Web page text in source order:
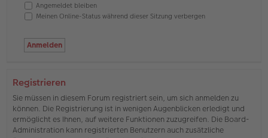
Angemeldet bleiben
Meinen Online-Status während dieser Sitzung verbergen
Registrieren
Sie müssen in diesem Forum registriert sein, um sich anmelden zu
können. Die Registrierung ist in wenigen Augenblicken erledigt und
ermöglicht es Ihnen, auf weitere Funktionen zuzugreifen. Die Board-
Administration kann registrierten Benutzern auch zusätzliche